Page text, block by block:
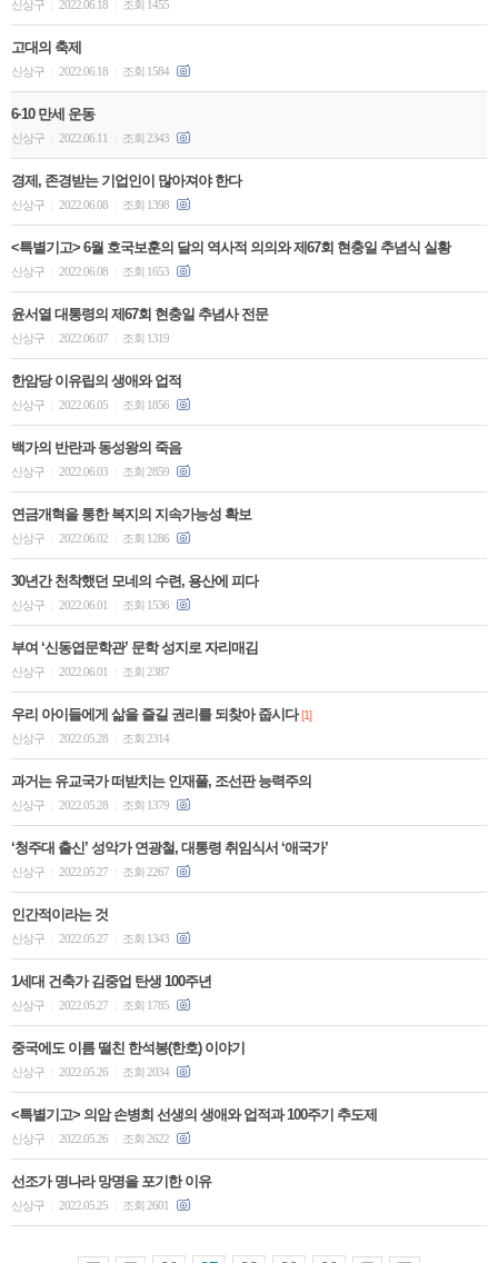
신상구 2022.06.18 조회 1455
고대의 축제
신상구 2022.06.18 조회 1584
6·10 만세 운동
신상구 2022.06.11 조회 2343
경제, 존경받는 기업인이 많아져야 한다
신상구 2022.06.08 조회 1398
<특별기고> 6월 호국보훈의 달의 역사적 의의와 제67회 현충일 추념식 실황
신상구 2022.06.08 조회 1653
윤서열 대통령의 제67회 현충일 추념사 전문
신상구 2022.06.07 조회 1319
한암당 이유립의 생애와 업적
신상구 2022.06.05 조회 1856
백가의 반란과 동성왕의 죽음
신상구 2022.06.03 조회 2859
연금개혁을 통한 복지의 지속가능성 확보
신상구 2022.06.02 조회 1286
30년간 천착했던 모네의 수련, 용산에 피다
신상구 2022.06.01 조회 1536
부여 ‘신동엽문학관’ 문학 성지로 자리매김
신상구 2022.06.01 조회 2387
우리 아이들에게 삶을 즐길 권리를 되찾아 줍시다 [1]
신상구
2022.05.28 조회 2314
과거는 유교국가 떠받치는 인재풀, 조선판 능력주의
신상구 2022.05.28 조회 1379
‘청주대 출신’ 성악가 연광철, 대통령 취임식서 ‘애국가’
신상구 2022.05.27 조회 2267
인간적이라는 것
신상구 2022.05.27 조회 1343
1세대 건축가 김중업 탄생 100주년
신상구 2022.05.27 조회 1785
중국에도 이름 떨친 한석봉(한호) 이야기
신상구 2022.05.26 조회 2034
<특별기고> 의암 손병희 선생의 생애와 업적과 100주기 추도제
신상구 2022.05.26 조회 2622
선조가 명나라 망명을 포기한 이유
신상구 2022.05.25 조회 2601